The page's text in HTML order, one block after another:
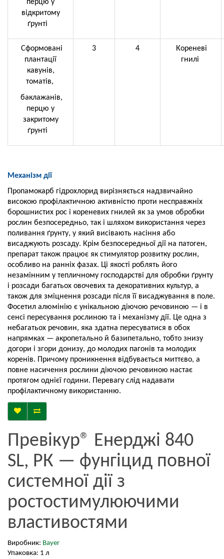
перцю у
відкритому
ґрунті
Сформовані
плантації
кавунів,
томатів,
баклажанів,
перцю у
закритому
ґрунті
3 4
Кореневі
гнилі
Механізм дії
Пропамокарб гідрохлорид вирізняється надзвичайно
високою профілактичною активністю проти несправжніх
борошнистих рос і кореневих гнилей як за умов обробки
рослин безпосередньо, так і шляхом використання через
поливання ґрунту, у який висівають насіння або
висаджують розсаду. Крім безпосередньої дії на патоген,
препарат також працює як стимулятор розвитку рослин,
особливо на ранніх фазах. Ці якості роблять його
незамінним у тепличному господарстві для обробки ґрунту
і розсади багатьох овочевих та декоративних культур, а
також для зміцнення розсади після її висаджування в поле.
Фосетил алюмінію є унікальною діючою речовиною — і в
сенсі пересування рослиною та і механізму дії. Це одна з
небагатьох речовин, яка здатна пересуватися в обох
напрямках — акропетально й базипетально, тобто знизу
догори і згори донизу, до молодих пагонів та молодих
коренів. Причому проникнення відбувається миттєво, а
повне насичення рослини діючою речовиною настає
протягом однієї години. Перевагу слід надавати
профілактичному використанню.
Превікур® Енерджі 840
SL, РК — фунгіцид повної
системної дії з
ростостимулюючими
властивостями
Виробник: Bayer
Упаковка: 1 л